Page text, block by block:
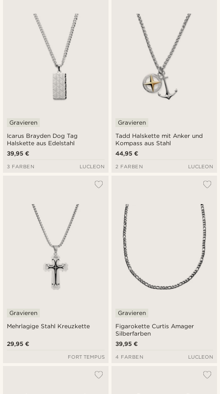
Icarus Brayden Dog Tag
Halskette aus Edelstahl
Gravieren
39,95 €
3 FARBEN LUCLEON
Tadd Halskette mit Anker und
Kompass aus Stahl
Gravieren
44,95 €
2 FARBEN LUCLEON
Mehrlagige Stahl Kreuzkette
Gravieren
29,95 €
FORT TEMPUS
Figarokette Curtis Amager
Silberfarben
Gravieren
39,95 €
4 FARBEN LUCLEON